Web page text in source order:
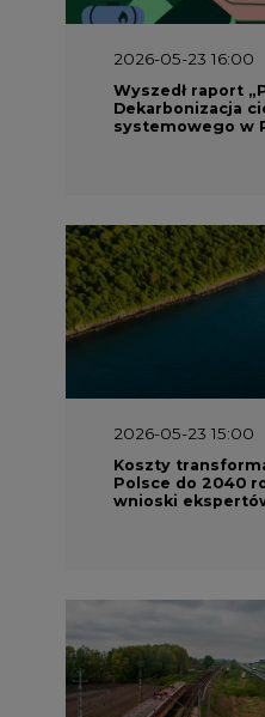
2026-05-23 16:00
Wyszedł raport
Dekarbonizacja
systemowego w
2026-05-23 15:00
Koszty
Polsce do 2040
wnioski